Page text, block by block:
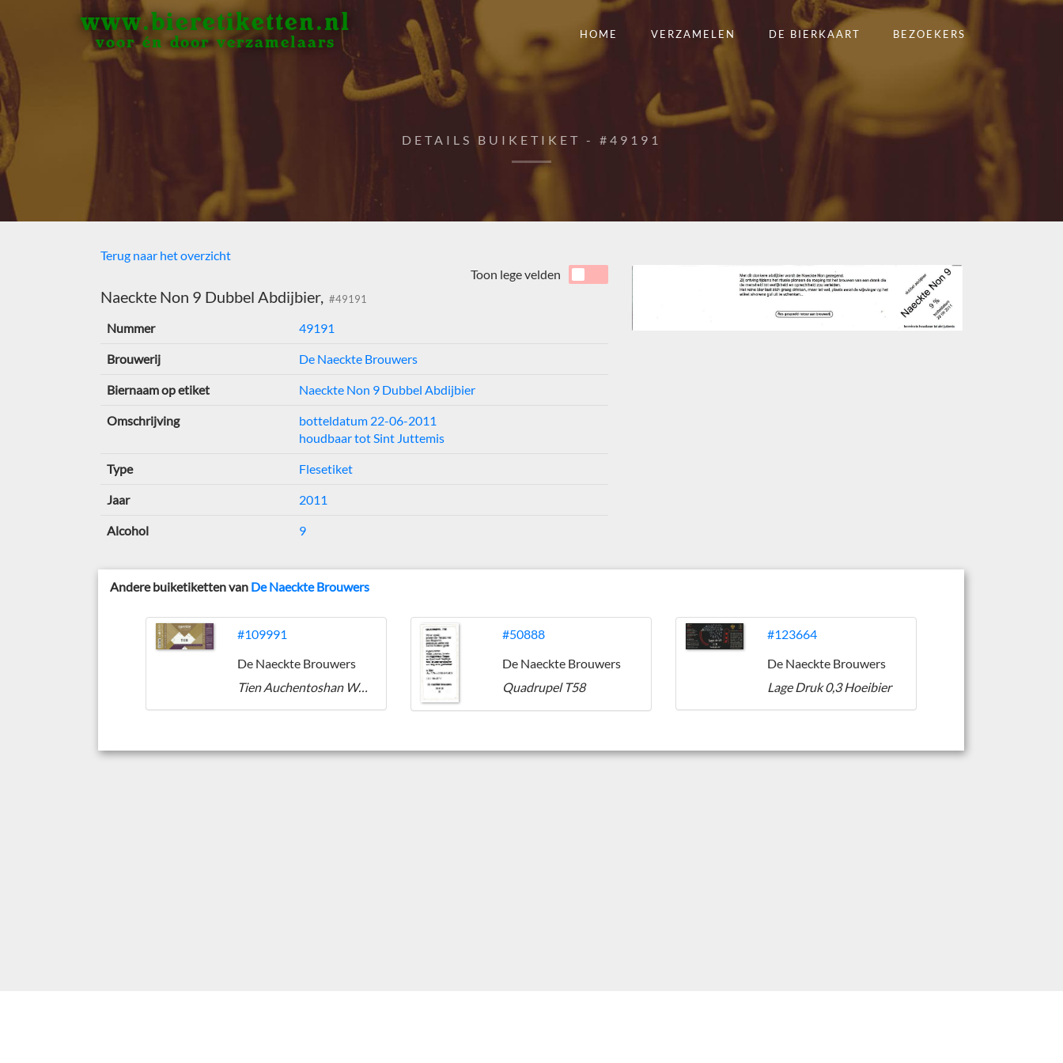
www.bieretiketten.nl
voor én door verzamelaars
HOME VERZAMELEN DE BIERKAART BEZOEKERS
DETAILS BUIKETIKET - #49191
Terug naar het overzicht
Naeckte Non 9 Dubbel Abdijbier, #49191
Toon lege velden
Nummer 49191
Brouwerij De Naeckte Brouwers
Biernaam op etiket Naeckte Non 9 Dubbel Abdijbier
Omschrijving
botteldatum 22-06-2011
houdbaar tot Sint Juttemis
Type Flesetiket
Jaar 2011
Alcohol 9
Andere buiketiketten van De Naeckte Brouwers
#109991
De Naeckte Brouwers
Tien Auchentoshan Whisky Vatgerijpt
#50888
De Naeckte Brouwers
Quadrupel T58
#123664
De Naeckte Brouwers
Lage Druk 0,3 Hoeibier